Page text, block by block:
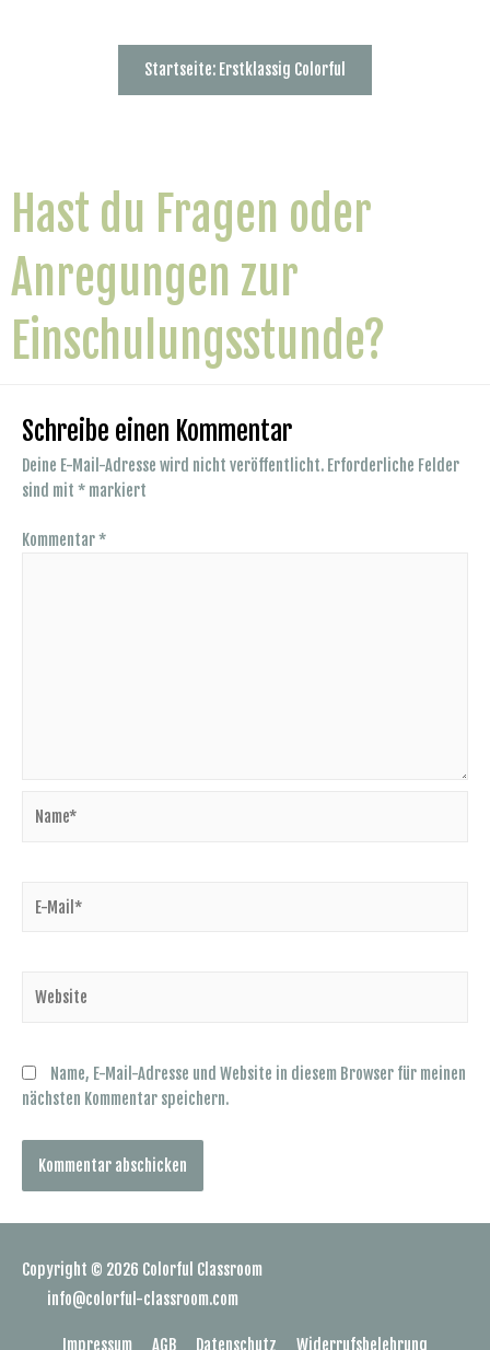
Startseite: Erstklassig Colorful
Hast du Fragen oder
Anregungen zur
Einschulungsstunde?
Schreibe einen Kommentar
Deine E-Mail-Adresse wird nicht veröffentlicht. Erforderliche Felder
sind mit * markiert
Kommentar*
Name, E-Mail-Adresse und Website in diesem Browser für meinen
nächsten Kommentar speichern.
Copyright © 2026 Colorful Classroom
info@colorful-classroom.com
Impressum AGB Datenschutz Widerrufsbelehrung